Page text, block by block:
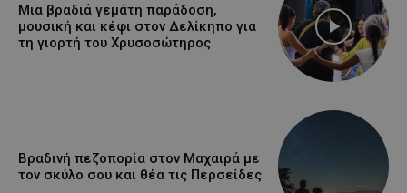
Μια βραδιά γεμάτη παράδοση,
μουσική και κέφι στον Δελίκηπο για
τη γιορτή του Χρυσοσώτηρος
Βραδινή πεζοπορία στον Μαχαιρά με
τον σκύλο σου και θέα τις Περσείδες